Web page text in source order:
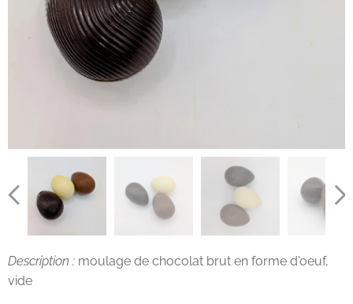
Description : moulage de chocolat brut en forme d'oeuf,
vide